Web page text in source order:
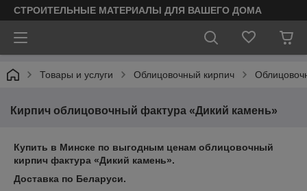
СТРОИТЕЛЬНЫЕ МАТЕРИАЛЫ ДЛЯ ВАШЕГО ДОМА
Товары и услуги Облицовочный кирпич
Кирпич облицовочный фактура «Дикий камень»
Купить в Минске по выгодным ценам облицовочный
кирпич фактура «Дикий камень».
Доставка по Беларуси.